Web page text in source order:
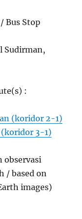
Bus Stop
Sudirman,
:
(koridor 2-1)
(koridor 3-1)
observasi
/ based on
images)